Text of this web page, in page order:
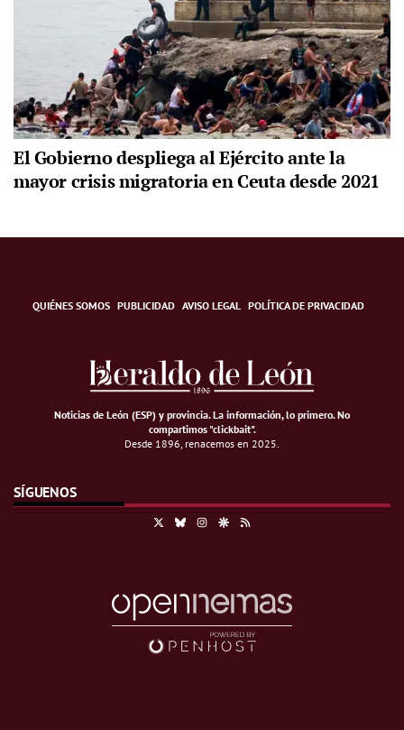
El Gobierno despliega al Ejército ante la
mayor crisis migratoria en Ceuta desde 2021
QUIÉNES SOMOS PUBLICIDAD AVISO LEGAL POLÍTICA DE PRIVACIDAD
Noticias de León (ESP) y provincia. La información, lo primero.No
compartimos "clickbait".
Desde 1896, renacemos en 2025.
SÍGUENOS
BlueskyInstagramGoogle Discover